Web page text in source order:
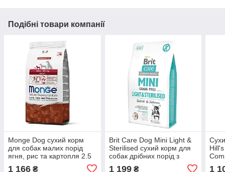
Подібні товари компанії
Monge Dog сухий корм
для собак малих порід
ягня, рис та картопля 2.5
1 166 ₴
Brit Care Dog Mini Light &
Sterilised сухий корм для
собак дрібних порід з
кроликом та лососем 2 кг
1 199₴ 1